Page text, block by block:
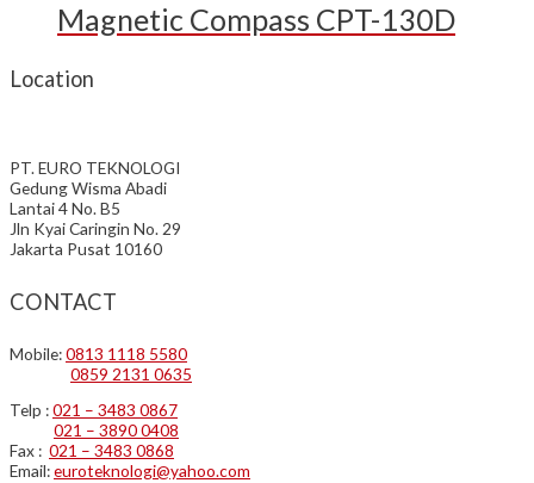
Magnetic Compass CPT-130D
Location
PT. EURO TEKNOLOGI
Gedung Wisma Abadi
Lantai 4 No. B5
Jln Kyai Caringin No. 29
Jakarta Pusat 10160
CONTACT
Mobile:0813 1118 5580
0859 2131 0635
Telp :021 – 3483 0867
021 – 3890 0408
Fax : 021 – 3483 0868
Email:euroteknologi@yahoo.com